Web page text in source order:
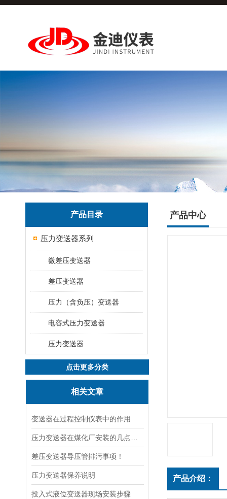
产品目录
压力变送器系列
微差压变送器
差压变送器
压力（含负压）变送器
电容式压力变送器
压力变送器
点击更多分类
相关文章
变送器在过程控制仪表中的作用
差压变送器导压管排污事项！
压力变送器保养说明
投入式液位变送器现场安装步骤
产品中心
产品介绍：